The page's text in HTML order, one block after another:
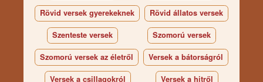
Rövid versek gyerekeknek Rövid állatos versek
Szenteste versek Szomorú versek
Szomorú versek az életről Versek a bátorságról
Versek a csillagokról Versek a hitről